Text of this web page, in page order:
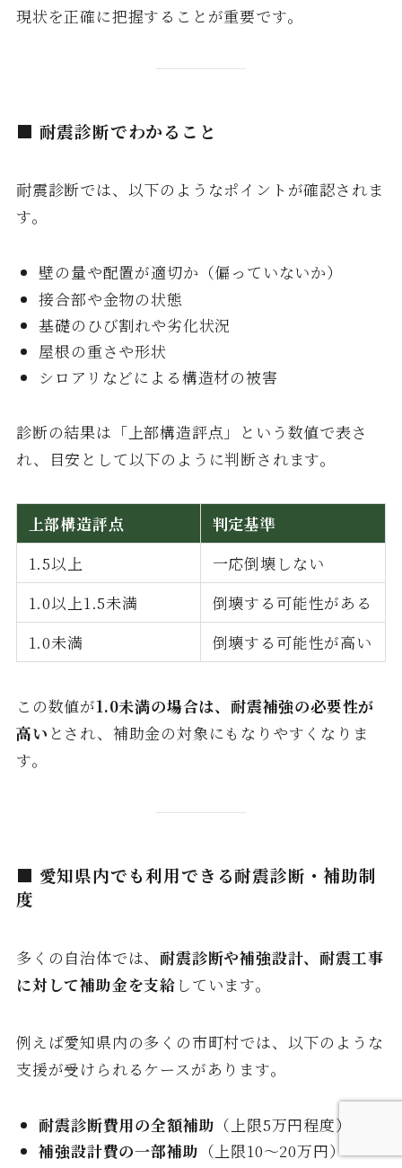
現状を正確に把握することが重要です。
■ 耐震診断でわかること
耐震診断では、以下のようなポイントが確認されま
す。
壁の量や配置が適切か（偏っていないか）
接合部や金物の状態
基礎のひび割れや劣化状況
屋根の重さや形状
シロアリなどによる構造材の被害
診断の結果は「上部構造評点」という数値で表さ
れ、目安として以下のように判断されます。
上部構造評点
判定基準
1.5以上
一応倒壊しない
1.0以上1.5未満
倒壊する可能性がある
1.0未満
倒壊する可能性が高い
この数値が1.0未満の場合は、耐震補強の必要性が
高い とされ、補助金の対象にもなりやすくなりま
す。
■ 愛知県内でも利用できる耐震診断・補助制
度
多くの自治体では、耐震診断や補強設計、耐震工事
に対して補助金を支給 しています。
例えば愛知県内の多くの市町村では、以下のような
支援が受けられるケースがあります。
耐震診断費用の全額補助 （上限5万円程度）
補強設計費の一部補助 （上限10〜20万円）